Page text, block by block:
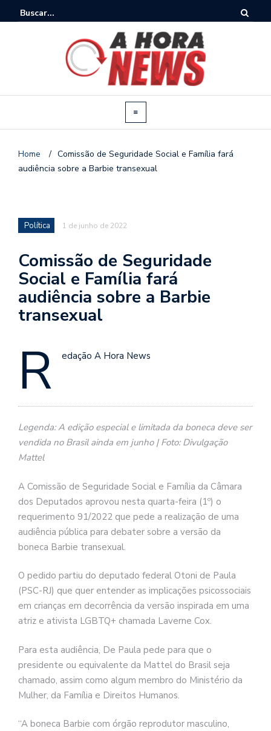
Home / Comissão de Seguridade Social e Família fará
audiência sobre a Barbie transexual
Política 1 de junho de 2022
Comissão de Seguridade
Social e Família fará
audiência sobre a Barbie
transexual
R edação A Hora News
Legenda: A edição especial e limitada da boneca deve ser
vendida no Brasil ainda em junho | Foto: Divulgação
Mattel
A Comissão de Seguridade Social e Família da Câmara
dos Deputados aprovou nesta quarta-feira (1º) o
requerimento 91/2022 que pede a realização de uma
audiência pública para debater sobre a versão da
boneca Barbie transexual.
O pedido partiu do deputado federal Otoni de Paula
(PSC-RJ) que quer entender as implicações psicossociais
em crianças em decorrência da versão inspirada em uma
atriz e ativista LGBTQ+ chamada Laverne Cox.
Para esta audiência, De Paula pede para que o
presidente ou equivalente da Mattel do Brasil seja
chamado, assim como algum membro do Ministério da
Mulher, da Família e Direitos Humanos.
“A boneca Barbie com órgão reprodutor masculino,